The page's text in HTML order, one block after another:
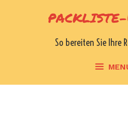
So bereiten Sie Ihre